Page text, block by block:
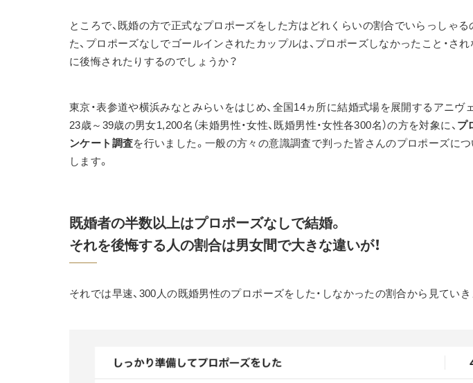
ところで、既婚の方で正式なプロポーズをした方はどれくらいの割合でいらっしゃる
た、プロポーズなしでゴールインされたカップルは、プロポーズしなかったこと・さ
に後悔されたりするのでしょうか？
東京・表参道や横浜みなとみらいをはじめ、全国14ヵ所に結婚式場を展開するアニヴ
23歳～39歳の男女1,200名（未婚男性・女性、既婚男性・女性各300名）の方を対象に、プ
ンケート調査を行いました。一般の方々の意識調査で判った皆さんのプロポーズに
します。
既婚者の半数以上はプロポーズなしで結婚。
それを後悔する人の割合は男女間で大きな違いが！
それでは早速、300人の既婚男性のプロポーズをした・しなかったの割合から見ていき